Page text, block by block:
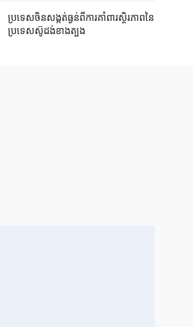
ប្រទេសចិនសង្កត់ធ្ងន់ពីការគាំពារស្ថិរភាពនៃ
ប្រទេសស៊ូដង់ខាងត្បូង